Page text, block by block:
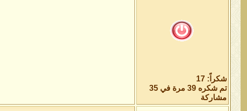
شكراً: 17
تم شكره 39 مرة في 35
مشاركة